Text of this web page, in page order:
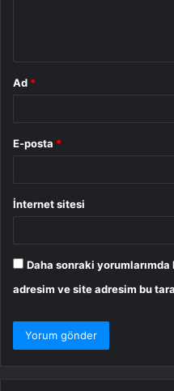
Ad *
E-posta *
İnternet sitesi
Daha sonraki yorumlarımda
adresim ve site adresim bu